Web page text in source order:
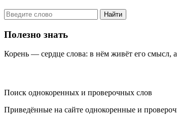
Найти
Полезно знать
Корень — сердце слова: в нём живёт его смысл,
Поиск однокоренных и проверочных слов
Приведённые на сайте однокоренные и